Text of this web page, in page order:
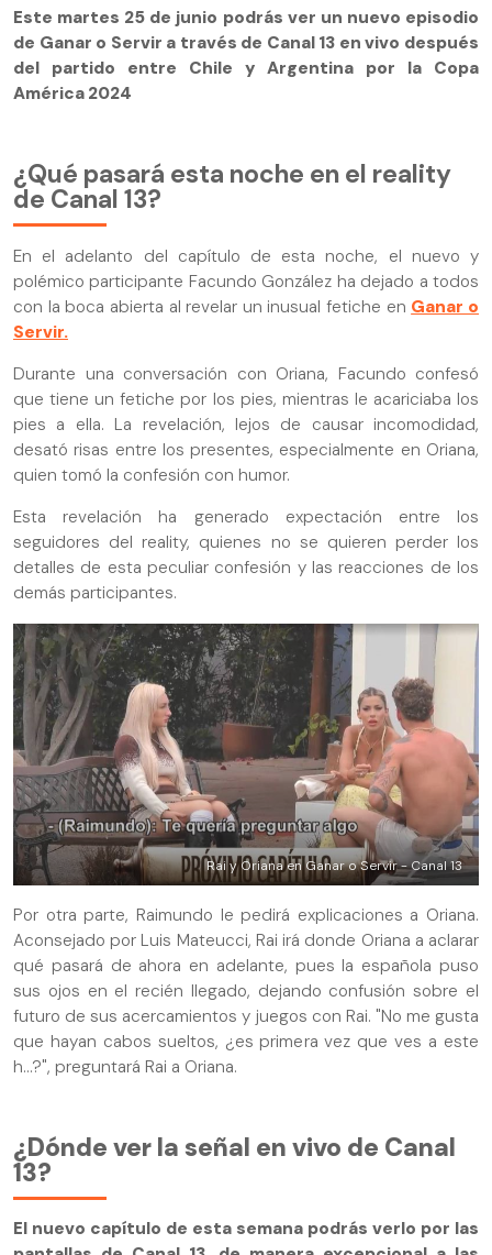
Este martes 25 de junio podrás ver un nuevo episodio
de Ganar o Servir a través de Canal 13 en vivo después
del partido entre Chile y Argentina por la Copa
América 2024
¿Qué pasará esta noche en el reality
de Canal 13?
En el adelanto del capítulo de esta noche, el nuevo y
polémico participante Facundo González ha dejado a todos
con la boca abierta al revelar un inusual fetiche en Ganar o
Servir.
Durante una conversación con Oriana, Facundo confesó
que tiene un fetiche por los pies, mientras le acariciaba los
pies a ella. La revelación, lejos de causar incomodidad,
desató risas entre los presentes, especialmente en Oriana,
quien tomó la confesión con humor.
Esta revelación ha generado expectación entre los
seguidores del reality, quienes no se quieren perder los
detalles de esta peculiar confesión y las reacciones de los
demás participantes.
Rai y Oriana en Ganar o Servir - Canal 13
Por otra parte, Raimundo le pedirá explicaciones a Oriana.
Aconsejado por Luis Mateucci, Rai irá donde Oriana a aclarar
qué pasará de ahora en adelante, pues la española puso
sus ojos en el recién llegado, dejando confusión sobre el
futuro de sus acercamientos y juegos con Rai. "No me gusta
que hayan cabos sueltos, ¿es primera vez que ves a este
h...?", preguntará Rai a Oriana.
¿Dónde ver la señal en vivo de Canal
13?
El nuevo capítulo de esta semana podrás verlo por las